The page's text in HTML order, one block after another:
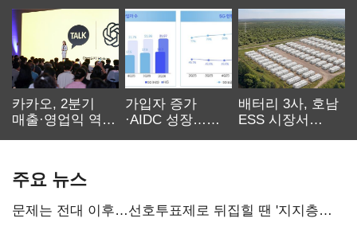
카카오, 2분기
매출·영업익 역대
가입자 증가
·AIDC 성장…
배터리 3사, 호남
ESS 시장서
주요 뉴스
문제는 전대 이후…선호투표제로 뒤집힐 땐 '지지층